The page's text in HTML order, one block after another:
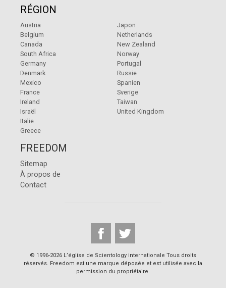
RÉGION
Austria
Belgium
Canada
South Africa
Germany
Denmark
Mexico
France
Ireland
Israël
Italie
Greece
Japon
Netherlands
New Zealand
Norway
Portugal
Russie
Spanien
Sverige
Taiwan
United Kingdom
FREEDOM
Sitemap
À propos de
Contact
© 1996-2026 L’église de Scientology internationale Tous droits
réservés. Freedom est une marque déposée et est utilisée avec la
permission du propriétaire.